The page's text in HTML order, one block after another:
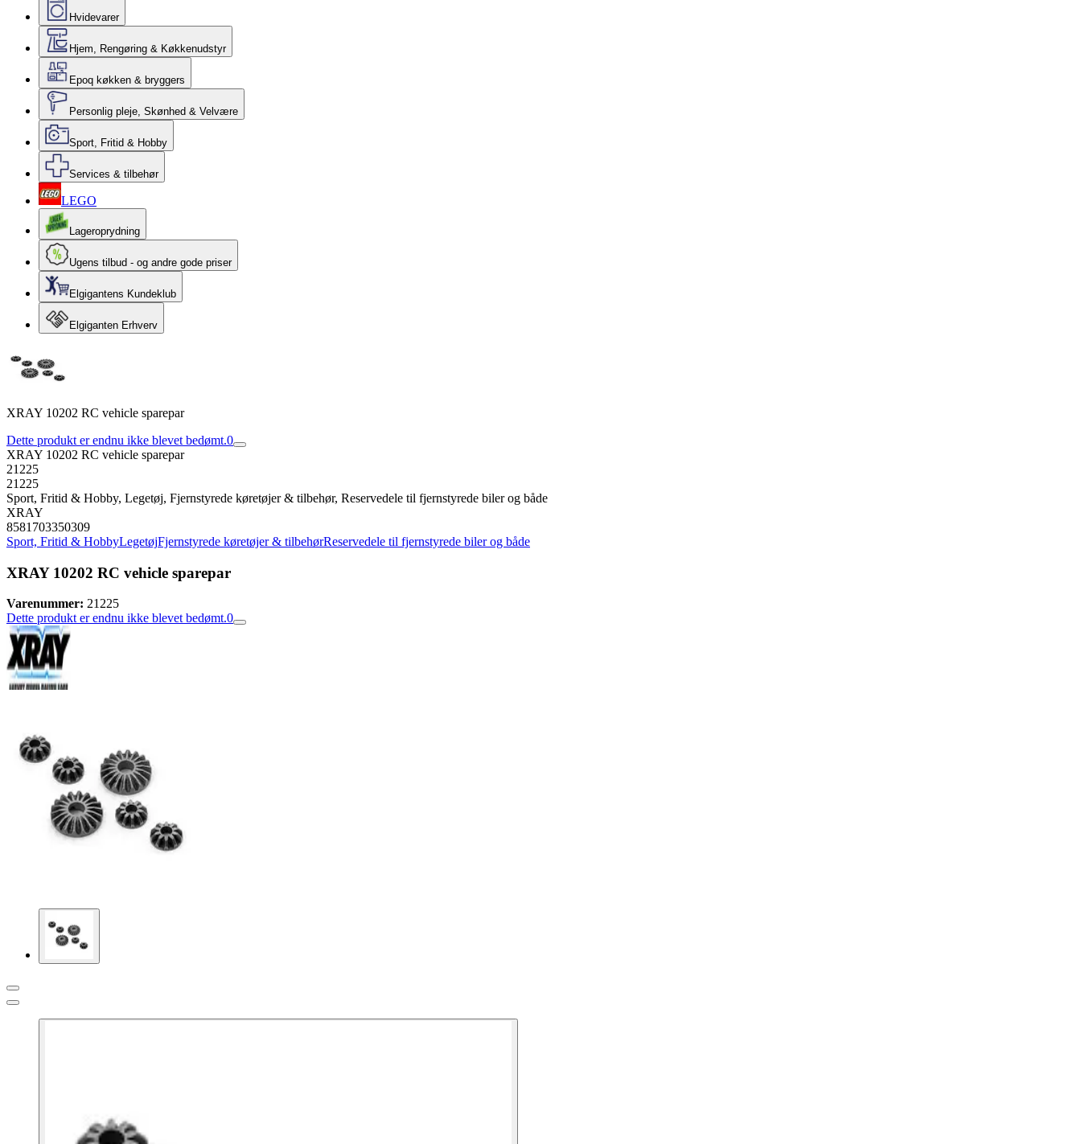
Hvidevarer
Hjem, Rengøring & Køkkenudstyr
Epoq køkken & bryggers
Personlig pleje, Skønhed & Velvære
Sport, Fritid & Hobby
Services & tilbehør
LEGO
Lageroprydning
Ugens tilbud - og andre gode priser
Elgigantens Kundeklub
Elgiganten Erhverv
XRAY 10202 RC vehicle sparepar
Dette produkt er endnu ikke blevet bedømt.0
XRAY 10202 RC vehicle sparepar
21225
21225
Sport, Fritid & Hobby, Legetøj, Fjernstyrede køretøjer & tilbehør, Reservedele til fjernstyrede biler og både
XRAY
8581703350309
Sport, Fritid & HobbyLegetøjFjernstyrede køretøjer & tilbehørReservedele til fjernstyrede biler og både
XRAY 10202 RC vehicle sparepar
Varenummer: 21225
Dette produkt er endnu ikke blevet bedømt.0